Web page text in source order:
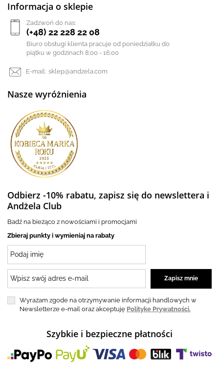
Informacja o sklepie
Zadzwoń do nas:
(+48) 22 228 22 08
Biuro obsługi klienta pracuje od poniedziałku do
piątku w godzinach 8:00 - 16:00
E-mail: sklep@andzela.com
Nasze wyróżnienia
Odbierz -10% rabatu, zapisz się do newslettera i
Andżela Club
Badź na bieżąco z nowościami i promocjami
Zbieraj punkty i wymieniaj na rabaty
Wyrażam zgode na otrzymywanie informacji handlowych w
Newsletterze e-mail oraz akceptuję Politykę Prywatności.
Szybkie i bezpieczne płatności